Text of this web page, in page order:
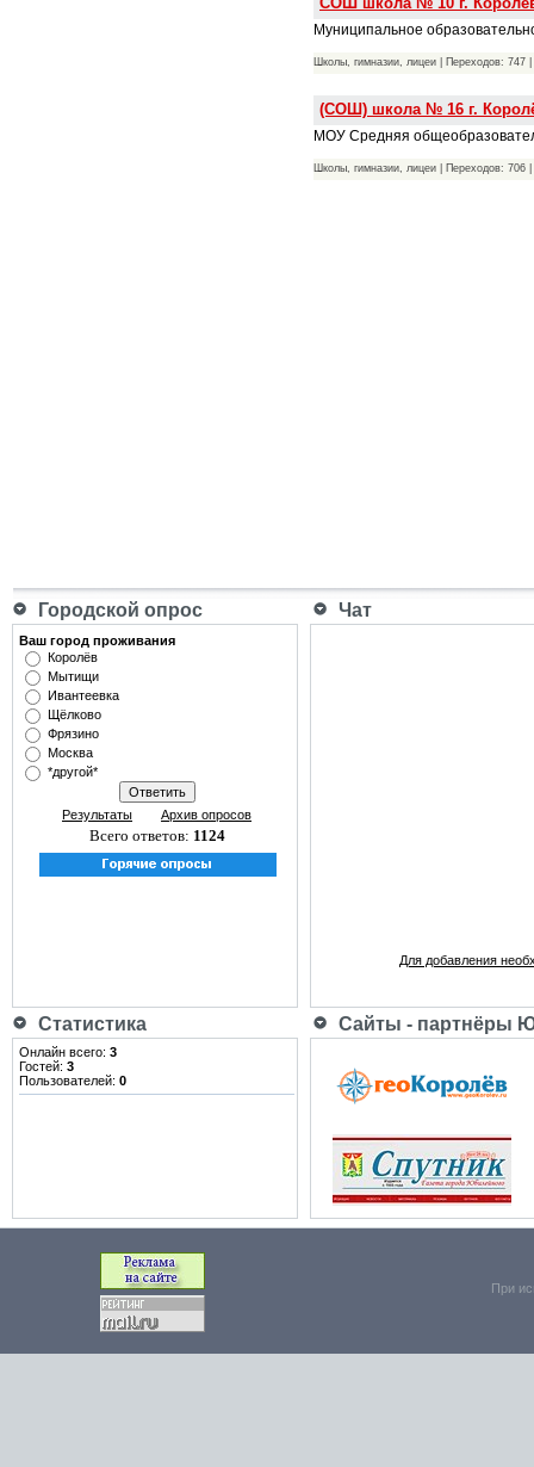
Муниципальное
Школы, гимназии, лицеи | Переходов: 747
(СОШ) школа № 16 г.
МОУ Средняя
Школы, гимназии, лицеи | Переходов: 706
Городской опрос Чат
Ваш город проживания
Королёв
Мытищи
Ивантеевка
Щёлково
Фрязино
Москва
*другой*
Результаты Архив опросов
Всего ответов: 1124
Для добавления
Статистика Сайты - партнёры
Онлайн всего: 3
Гостей: 3
Пользователей: 0
При